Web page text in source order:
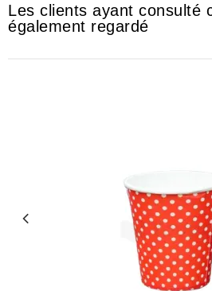
Les clients ayant consulté
également regardé